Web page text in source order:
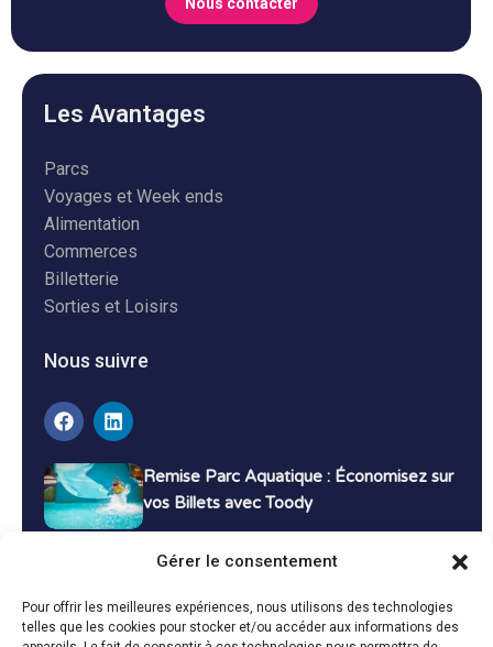
Gérer le consentement
Pour offrir les meilleures expériences, nous utilisons des technologies
telles que les cookies pour stocker et/ou accéder aux informations des
Les Avantages
Parcs
Voyages et Week ends
Alimentation
Commerces
Billetterie
Sorties et Loisirs
Nous suivre
Remise Parc Aquatique : Économisez sur
vos Billets avec Toody
Bons Plans Voyage : Économisez sur vos
Vacances avec Toody